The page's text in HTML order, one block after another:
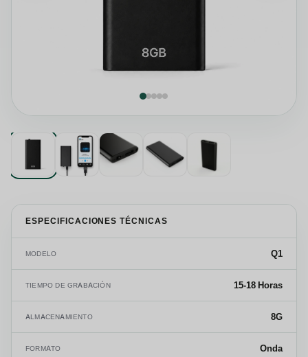
ESPECIFICACIONES TÉCNICAS
MODELO Q1
TIEMPO DE GRABACIÓN 15-18 Horas
ALMACENAMIENTO 8G
FORMATO Onda